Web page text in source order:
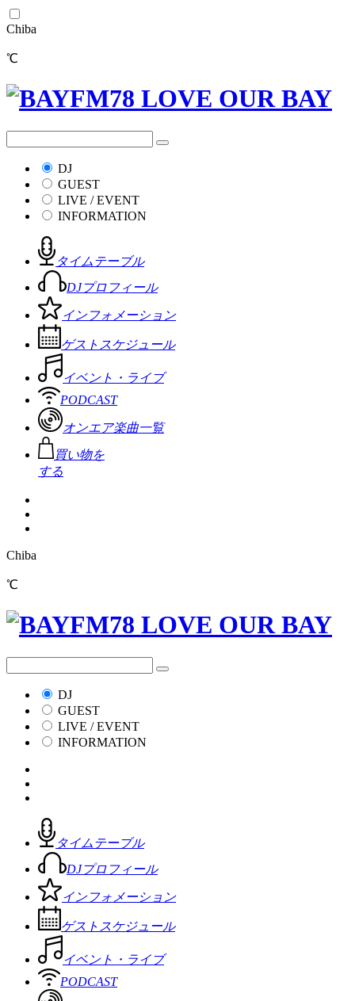
Chiba
℃
DJ
GUEST
LIVE / EVENT
INFORMATION
タイムテーブル
DJプロフィール
インフォメーション
ゲストスケジュール
イベント・ライブ
PODCAST
オンエア楽曲一覧
買い物を
する
Chiba
℃
DJ
GUEST
LIVE / EVENT
INFORMATION
タイムテーブル
DJプロフィール
インフォメーション
ゲストスケジュール
イベント・ライブ
PODCAST